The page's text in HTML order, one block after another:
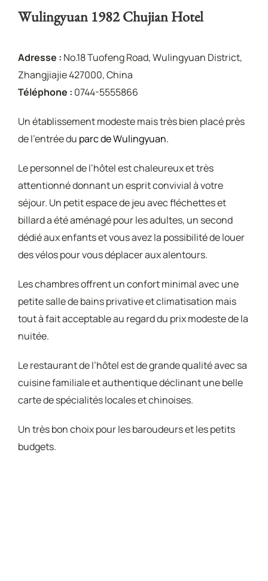
Wulingyuan 1982 Chujian Hotel
Adresse : No.18 Tuofeng Road, Wulingyuan District,
Zhangjiajie 427000, China
Téléphone : 0744-5555866
Un établissement modeste mais très bien placé près
de l’entrée du parc de Wulingyuan.
Le personnel de l’hôtel est chaleureux et très
attentionné donnant un esprit convivial à votre
séjour. Un petit espace de jeu avec fléchettes et
billard a été aménagé pour les adultes, un second
dédié aux enfants et vous avez la possibilité de louer
des vélos pour vous déplacer aux alentours.
Les chambres offrent un confort minimal avec une
petite salle de bains privative et climatisation mais
tout à fait acceptable au regard du prix modeste de la
nuitée.
Le restaurant de l’hôtel est de grande qualité avec sa
cuisine familiale et authentique déclinant une belle
carte de spécialités locales et chinoises.
Un très bon choix pour les baroudeurs et les petits
budgets.